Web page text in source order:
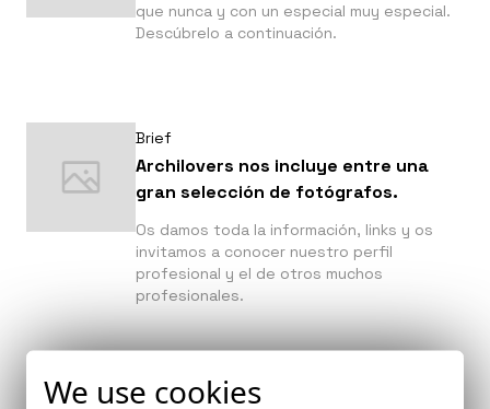
que nunca y con un especial muy especial.
Descúbrelo a continuación.
Brief
Archilovers nos incluye entre una
gran selección de fotógrafos.
Os damos toda la información, links y os
invitamos a conocer nuestro perfil
profesional y el de otros muchos
profesionales.
Brief
We use cookies